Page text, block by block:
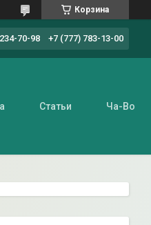
Корзина
70-98 +7 (777) 783-13-00
Статьи Ча-Во